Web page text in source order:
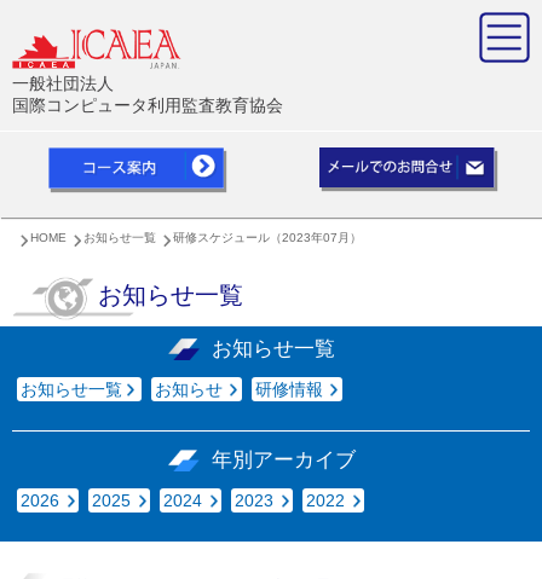
一般社団法人
国際コンピュータ利用監査教育協会
HOME お知らせ一覧 研修スケジュール（2023年07月）
お知らせ一覧
お知らせ一覧
お知らせ一覧 お知らせ 研修情報
年別アーカイブ
2026 2025 2024 2023 2022